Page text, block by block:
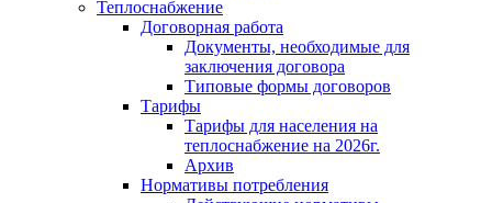
Теплоснабжение
Договорная работа
Документы, необходимые для
заключения договора
Типовые формы договоров
Тарифы
Тарифы для населения на
теплоснабжение на 2026г.
Архив
Нормативы потребления